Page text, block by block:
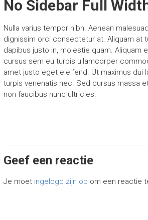
No Sidebar Full
Nulla varius tempor nibh. Aenean
dignissim orci consectetur at. Aliquam at
dapibus justo in, molestie quam. Aliquam
cursus sem eu turpis ullamcorper
amet justo eget eleifend. Ut maximus dui
turpis venenatis nec. Sed cursus massa
non faucibus nunc ultricies.
Geef een reactie
Je moet ingelogd zijn op om een reactie